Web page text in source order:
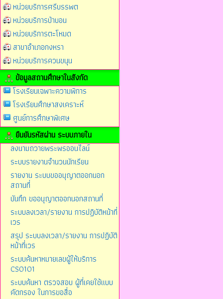
หน่วยบริการศรีบรรพต
หน่วยบริการป่าบอน
หน่วยบริการตะโหมด
สาขาอำเภอกงหรา
หน่วยบริการควนขนุน
ข้อมูลสถานศึกษาในสังกัด
โรงเรียนเฉพาะความพิการ
โรงเรียนศึกษาสงเคราะห์
ศูนย์การศึกษาพิเศษ
ยืนยันรหัสผ่าน ระบบภายใน
ลงนามถวายพระพรออนไลน์
ระบบรายงานจำนวนนักเรียน
รายงาน ระบบขออนุญาตออกนอก
สถานที่
บันทึก ขออนุญาตออกนอกสถานที่
ระบบลงเวลา/รายงาน การปฏิบัติหน้าที่
เวร
สรุป ระบบลงเวลา/รายงาน การปฏิบัติ
หน้าที่เวร
ระบบค้นหาหมายเลขผู้ให้บริการ
CS0101
ระบบค้นหา ตรวจสอบ ผู้ที่เคยใช้แบบ
คัดกรอง ในการขอสื่อ